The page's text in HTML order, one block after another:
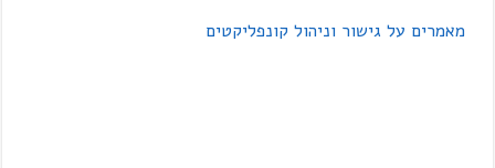
מאמרים על גישור וניהול קונפליקטים